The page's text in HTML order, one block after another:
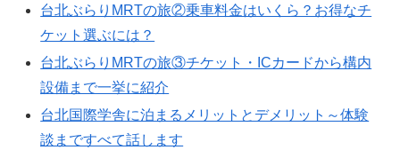
台北ぶらりMRTの旅②乗車料金はいくら？お得なチ
ケット選ぶには？
台北ぶらりMRTの旅③チケット・ICカードから構内
設備まで一挙に紹介
台北国際学舎に泊まるメリットとデメリット～体験
談まですべて話します